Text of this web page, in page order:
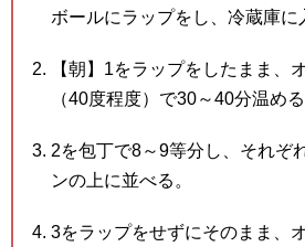
ボールにラップをし、冷蔵庫に
【朝】1をラップをしたまま、
（40度程度）で30～40分温める
2を包丁で8～9等分し、それぞ
ンの上に並べる。
3をラップをせずにそのまま、